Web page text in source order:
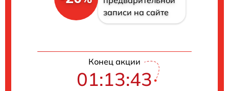
записи на сайте
Конец акции
01:13:43